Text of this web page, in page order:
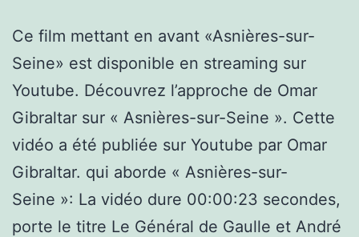
Maxime
Vigoureux
Ce film mettant en avant «Asnières-sur-
Seine» est disponible en streaming sur
Youtube. Découvrez l’approche de Omar
Gibraltar sur « Asnières-sur-Seine ». Cette
vidéo a été publiée sur Youtube par Omar
Gibraltar. qui aborde « Asnières-sur-
Seine »: La vidéo dure 00:00:23 secondes,
porte le titre Le Général de Gaulle et André